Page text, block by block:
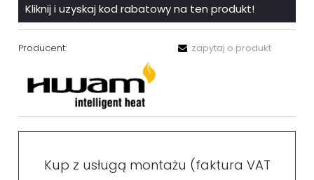
Kliknij i uzyskaj kod rabatowy na ten produkt!
Producent: zapytaj o produkt
Kup z usługą montażu (faktura VAT